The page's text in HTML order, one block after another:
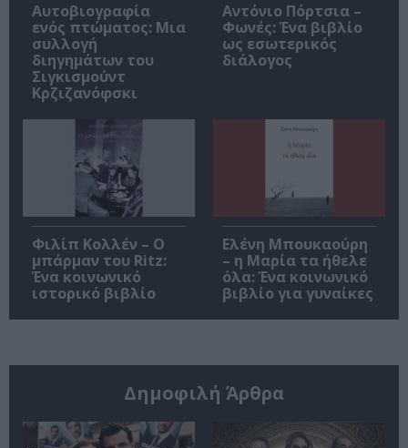
Αυτοβιογραφία
ενός πτώματος: Μια
συλλογή
διηγημάτων του
Σιγκισμούντ
Κρζιζανόφσκι
Αντόνιο Πόρτσια –
Φωνές: Ένα βιβλίο
ως εσωτερικός
διάλογος
Φιλίπ Κολλέν – Ο
μπάρμαν του Ritz:
Ένα κοινωνικό
ιστορικό βιβλίο
Ελένη Μπουκαούρη
– η Μαρία τα ήθελε
όλα: Ένα κοινωνικό
βιβλίο για γυναίκες
Δημοφιλή Άρθρα